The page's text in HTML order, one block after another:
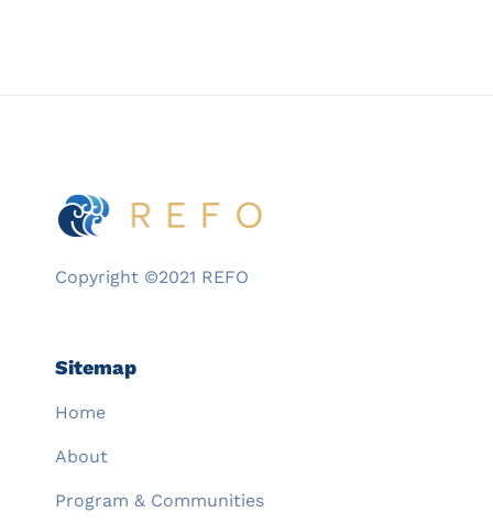
Copyright ©2021 REFO
Sitemap
Home
About
Program & Communities